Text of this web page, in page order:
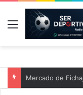
Menú